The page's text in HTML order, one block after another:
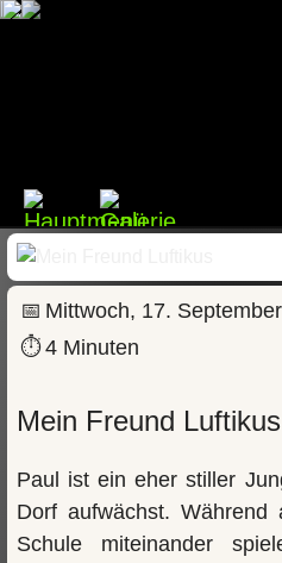
📅 Mittwoch, 17.
⏱4 Minuten
Mein Freund Luftikus
Paul ist ein eher stiller
Dorf aufwächst.
Schule miteinander